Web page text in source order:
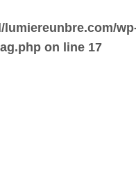
lumiereunbre.com/
on line 17